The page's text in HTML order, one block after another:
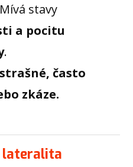
stavy
a pocitu
.
často
zkáze.
lateralita